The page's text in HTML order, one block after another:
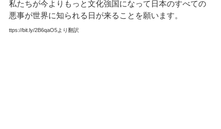
私たちが今よりもっと文化強国になって日本のすべての
悪事が世界に知られる日が来ることを願います。
ttps://bit.ly/2B6qaO5より翻訳